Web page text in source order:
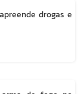
drogas e